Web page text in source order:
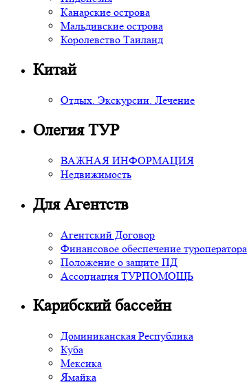
Канарские острова
Мальдивские острова
Королевство Таиланд
Китай
Отдых. Экскурсии. Лечение
Олегия ТУР
ВАЖНАЯ ИНФОРМАЦИЯ
Недвижимость
Для Агентств
Агентский Договор
Финансовое обеспечение туроператора
Положение о защите ПД
Ассоциация ТУРПОМОЩЬ
Карибский бассейн
Доминиканская Республика
Куба
Мексика
Ямайка